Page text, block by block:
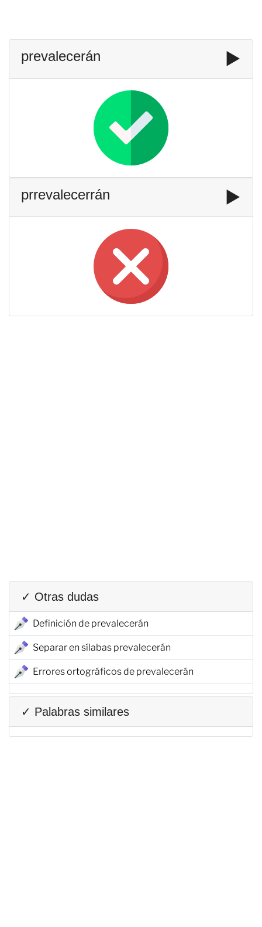
prevalecerán ▶️
prrevalecerrán ▶️
✓ Otras dudas
Definición de prevalecerán
Separar en sílabas prevalecerán
Errores ortográficos de prevalecerán
✓ Palabras similares